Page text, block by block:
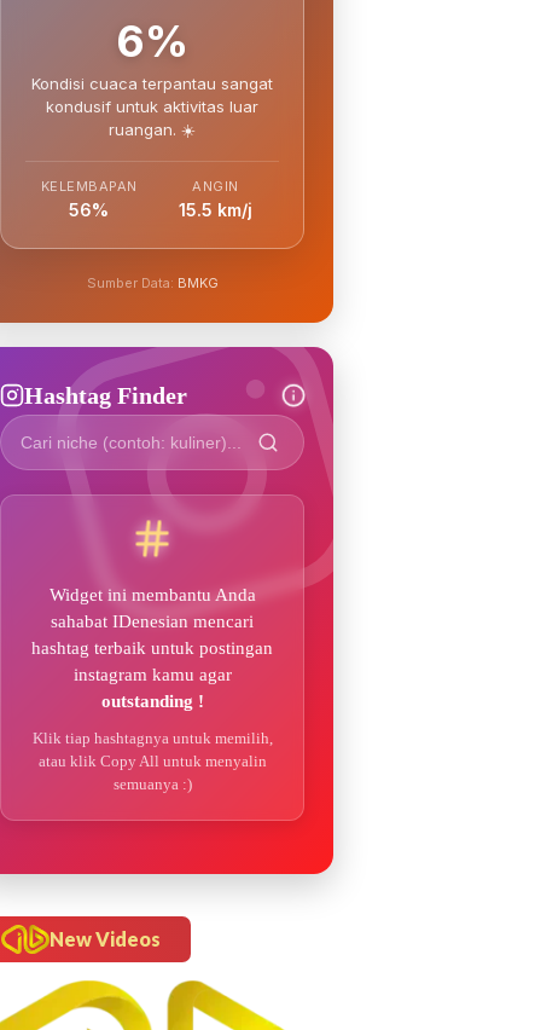
6%
Kondisi cuaca terpantau sangat
kondusif untuk aktivitas luar
ruangan. ☀️
KELEMBAPAN
56%
ANGIN
15.5 km/j
Sumber Data: BMKG
Hashtag Finder
Widget ini membantu Anda
sahabat IDenesian mencari
hashtag terbaik untuk postingan
instagram kamu agar
outstanding !
Klik tiap hashtagnya untuk memilih,
atau klik Copy All untuk menyalin
semuanya :)
New Videos